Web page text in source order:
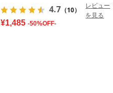
4.7 （10）
レビュー
を見る
¥1,485 -50%OFF-